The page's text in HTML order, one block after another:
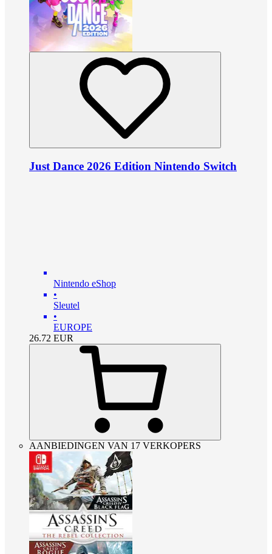
Just Dance 2026 Edition Nintendo Switch
Nintendo eShop
•
Sleutel
•
EUROPE
26.72 EUR
AANBIEDINGEN VAN 17 VERKOPERS